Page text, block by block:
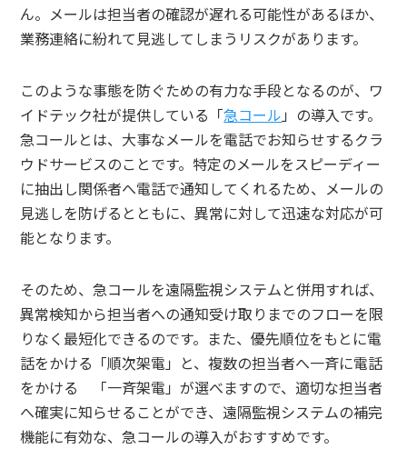
ん。メールは担当者の確認が遅れる可能性があるほか、
業務連絡に紛れて見逃してしまうリスクがあります。
このような事態を防ぐための有力な手段となるのが、ワ
イドテック社が提供している「急コール 」の導入です。
急コールとは、大事なメールを電話でお知らせするクラ
ウドサービスのことです。特定のメールをスピーディー
に抽出し関係者へ電話で通知してくれるため、メールの
見逃しを防げるとともに、異常に対して迅速な対応が可
能となります。
そのため、急コールを遠隔監視システムと併用すれば、
異常検知から担当者への通知受け取りまでのフローを限
りなく最短化できるのです。また、優先順位をもとに電
話をかける「順次架電」と、複数の担当者へ一斉に電話
をかける 「一斉架電」が選べますので、適切な担当者
へ確実に知らせることができ、遠隔監視システムの補完
機能に有効な、急コールの導入がおすすめです。